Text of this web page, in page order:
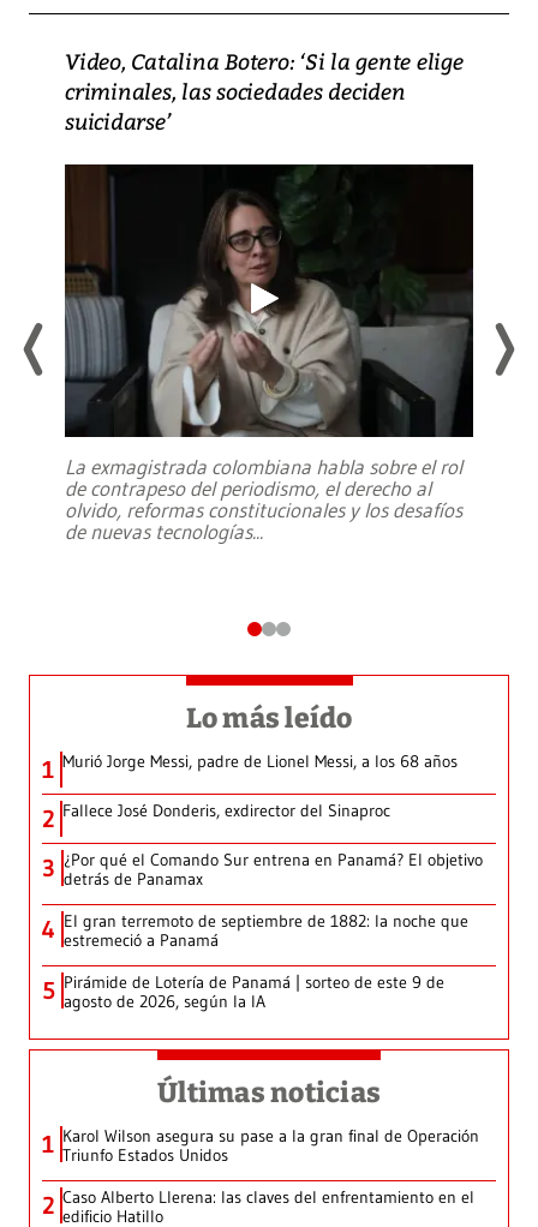
Video, Catalina Botero: ‘Si la gente elige
criminales, las sociedades deciden
suicidarse’
La exmagistrada colombiana habla sobre el rol
de contrapeso del periodismo, el derecho al
olvido, reformas constitucionales y los desafíos
de nuevas tecnologías...
Lo más leído
1 Murió Jorge Messi, padre de Lionel Messi, a los 68 años
2 Fallece José Donderis, exdirector del Sinaproc
3 ¿Por qué el Comando Sur entrena en Panamá? El objetivo
detrás de Panamax
4 El gran terremoto de septiembre de 1882: la noche que
estremeció a Panamá
5 Pirámide de Lotería de Panamá | sorteo de este 9 de
agosto de 2026, según la IA
Últimas noticias
1 Karol Wilson asegura su pase a la gran final de Operación
Triunfo Estados Unidos
2 Caso Alberto Llerena: las claves del enfrentamiento en el
edificio Hatillo